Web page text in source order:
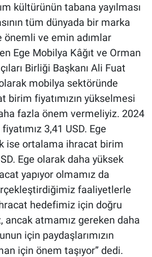
kültürünün tabana yayılması
tüm dünyada bir marka
önemli ve emin adımlar
Ege Mobilya Kâğıt ve Orman
Birliği Başkanı Ali Fuat
mobilya sektöründe
birim fiyatımızın yükselmesi
fazla önem vermeliyiz. 2024
3,41 USD. Ege
ise ortalama ihracat birim
Ege olarak daha yüksek
yapıyor olmamız da
faaliyetlerle
hedefimiz için doğru
ancak atmamız gereken daha
için paydaşlarımızın
için önem taşıyor” dedi.